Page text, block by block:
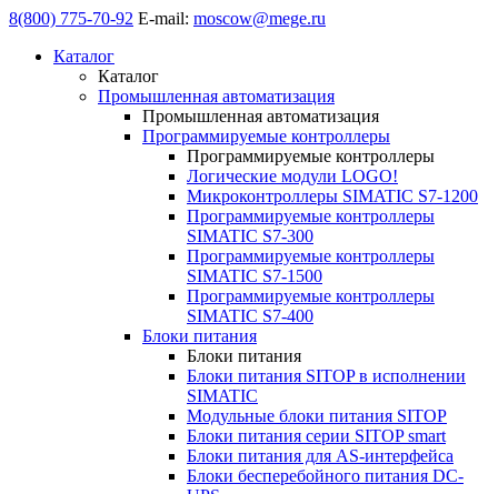
8(800) 775-70-92 E-mail: moscow@mege.ru
Каталог
Каталог
Промышленная автоматизация
Промышленная автоматизация
Программируемые контроллеры
Программируемые контроллеры
Логические модули LOGO!
Микроконтроллеры SIMATIC S7-1200
Программируемые контроллеры
SIMATIC S7-300
Программируемые контроллеры
SIMATIC S7-1500
Программируемые контроллеры
SIMATIC S7-400
Блоки питания
Блоки питания
Блоки питания SITOP в исполнении
SIMATIC
Модульные блоки питания SITOP
Блоки питания серии SITOP smart
Блоки питания для AS-интерфейса
Блоки бесперебойного питания DC-